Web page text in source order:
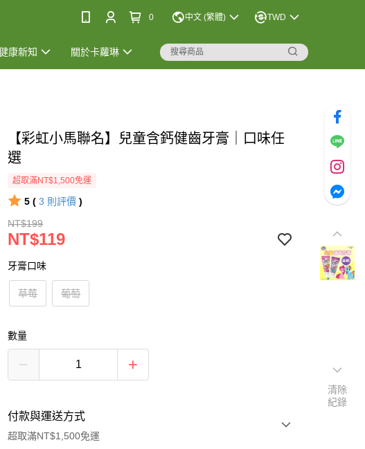
0 中文 (繁體) TWD
康新知 關於卡蘿琳
【彩虹小馬聯名】兒童含鈣健齒牙膏｜口味任
選
超取滿NT$1,500免運
5 ( 3 則評價 )
NT$199
NT$119
牙膏口味
草莓 葡萄
數量
付款與運送方式
超取滿NT$1,500免運
清除
紀錄